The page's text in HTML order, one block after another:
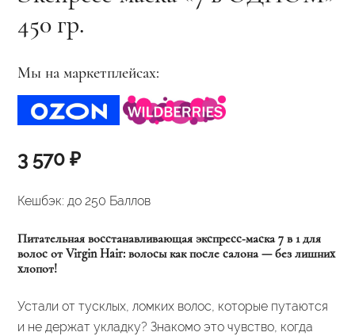
450 гр.
Мы на маркетплейсах:
3 570 ₽
Кешбэк: до 250 Баллов
Питательная восстанавливающая экспресс‑маска 7 в 1 для
волос от Virgin Hair: волосы как после салона — без лишних
хлопот!
Устали от тусклых, ломких волос, которые путаются
и не держат укладку? Знакомо это чувство, когда